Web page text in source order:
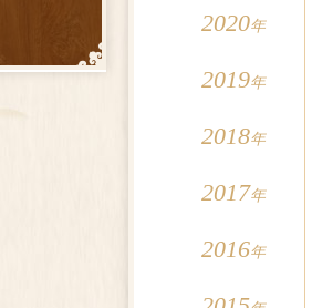
2020年
2019年
2018年
2017年
2016年